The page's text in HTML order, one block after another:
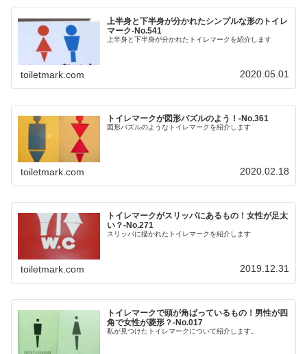
上半身と下半身が分かれたシンプルな形のトイレ
マーク‐No.541
上半身と下半身が分かれたトイレマークを紹介します
toiletmark.com 2020.05.01
トイレマークが図形パズルのよう！‐No.361
図形パズルのようなトイレマークを紹介します
toiletmark.com 2020.02.18
トイレマークがスリッパにあるもの！女性が足太
い？‐No.271
スリッパに描かれたトイレマークを紹介します
toiletmark.com 2019.12.31
トイレマークで頭が角ばっているもの！男性が四
角で女性が菱形？-No.017
私が見つけたトイレマークについて紹介します。